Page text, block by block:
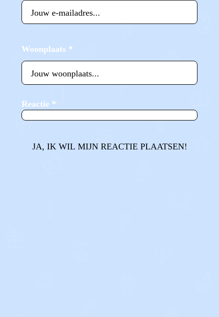
Woonplaats *
Reactie *
JA, IK WIL MIJN REACTIE PLAATSEN!